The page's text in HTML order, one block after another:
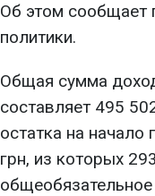
Об этом сообщает
политики.
Общая сумма
составляет 495
остатка на
грн, из которых
общеобязательное